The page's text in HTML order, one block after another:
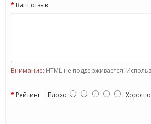
Ваш отзыв
Внимание: HTML не поддерживается!
Рейтинг Плохо Хорошо